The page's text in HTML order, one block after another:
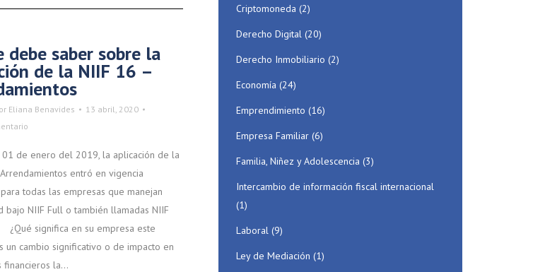
debe saber sobre la
de la NIIF 16 –
Eliana Benavides
13 abril, 2020
de enero del 2019, la aplicación de la
entró en vigencia
todas las empresas que manejan
bajo NIIF Full o también llamadas NIIF
¿Qué significa en su empresa este
un cambio significativo o de impacto en
financieros la…
Criptomoneda (2)
Derecho Digital (20)
Derecho Inmobiliario (2)
Economía (24)
Emprendimiento (16)
Empresa Familiar (6)
Familia, Niñez y Adolescencia (3)
Intercambio de información fiscal internacional
(1)
Laboral (9)
Ley de Mediación (1)